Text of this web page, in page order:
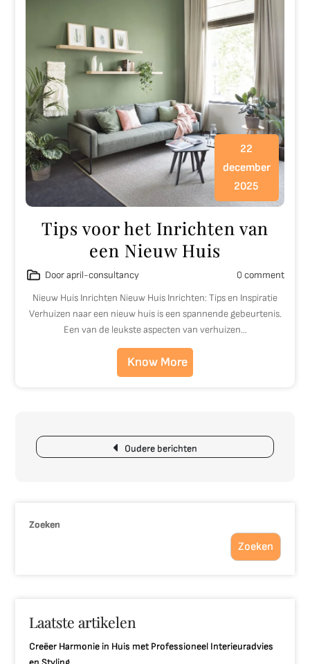
22
december
2025
Tips voor het Inrichten van
een Nieuw Huis
Door april-consultancy
0 comment
Nieuw Huis Inrichten Nieuw Huis Inrichten: Tips en Inspiratie
Verhuizen naar een nieuw huis is een spannende gebeurtenis.
Een van de leukste aspecten van verhuizen…
Know More
Berichtnavigatie
Oudere berichten
Zoeken
Zoeken
Laatste artikelen
Creëer Harmonie in Huis met Professioneel Interieuradvies